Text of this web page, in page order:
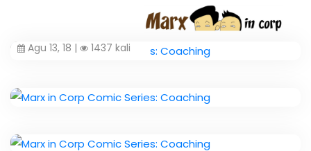
Agu 13, 18 | 1437 kali